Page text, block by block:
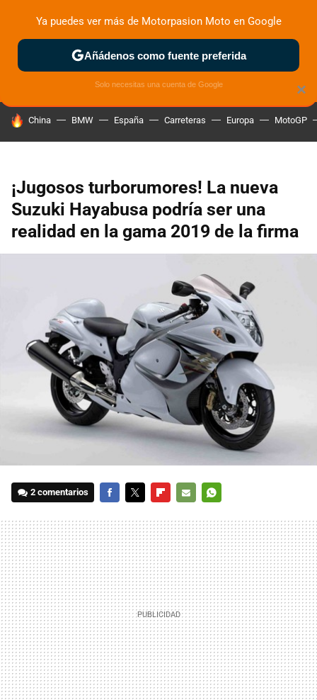
ZONA DE PRUEBAS DEPORTIVAS MOTOS ELÉCTRICAS
HOY SE HABLA DE
China BMW España Carreteras Europa MotoGP
¡Jugosos turborumores! La nueva
Suzuki Hayabusa podría ser una
realidad en la gama 2019 de la firma
2 comentarios
MAIL
×
Ya puedes ver más de Motorpasion Moto en Google
Añádenos como fuente preferida
Solo necesitas una cuenta de Google